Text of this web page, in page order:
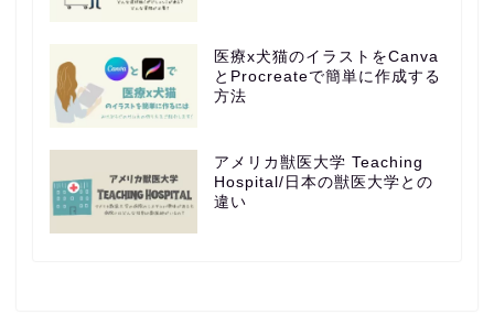
医療x犬猫のイラストをCanva
とProcreateで簡単に作成する
方法
アメリカ獣医大学 Teaching
Hospital/日本の獣医大学との
違い